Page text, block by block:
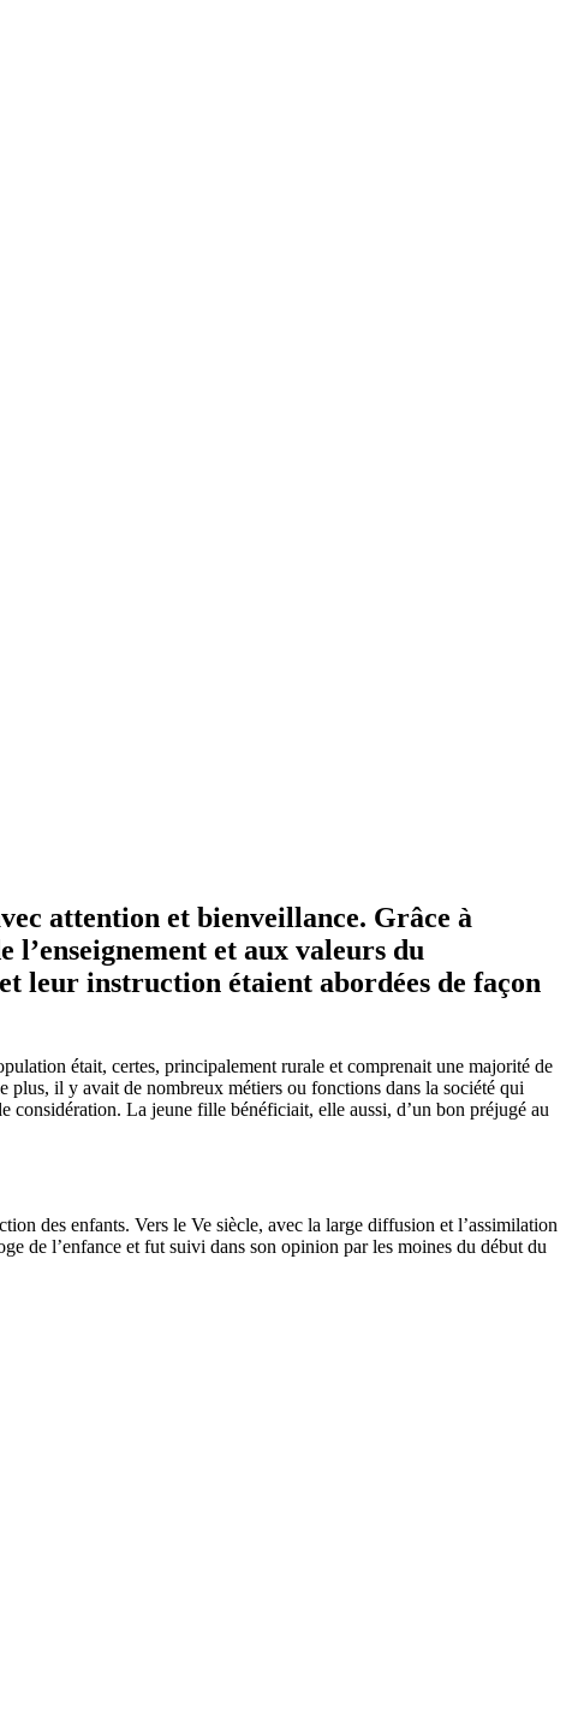
attention et bienveillance. Grâce à
et aux valeurs du
leur instruction étaient abordées de façon
était, certes, principalement rurale et comprenait une majorité de
plus, il y avait de nombreux métiers ou fonctions dans la société qui
considération. La jeune fille bénéficiait, elle aussi, d’un bon préjugé au
des enfants. Vers le Ve siècle, avec la large diffusion et l’assimilation
de l’enfance et fut suivi dans son opinion par les moines du début du